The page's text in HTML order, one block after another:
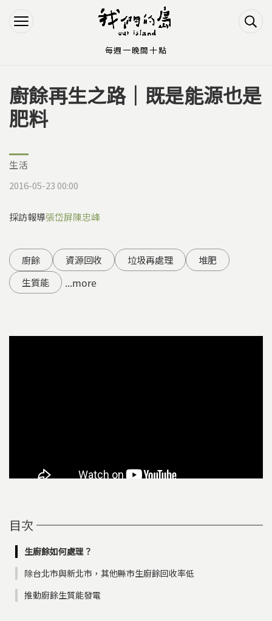
Jump to Navigation
Jump to Main content
您在這裡
廚餘再生之路｜既是能源也是
肥料
生活
2016-05-23 00:00
採訪報導張岱屏陳忠峰
廚餘 資源回收 垃圾再處理
堆肥
生質能
...more
目次
生廚餘如何處理？
除台北市與新北市，其他縣市生廚餘回收率低
推動廚餘生質能發電
每週一晚間十點